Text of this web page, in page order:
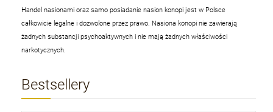
Handel nasionami oraz samo posiadanie nasion konopi jest w Polsce
całkowicie legalne i dozwolone przez prawo. Nasiona konopi nie zawierają
żadnych substancji psychoaktywnych i nie mają żadnych właściwości
narkotycznych.
Bestsellery